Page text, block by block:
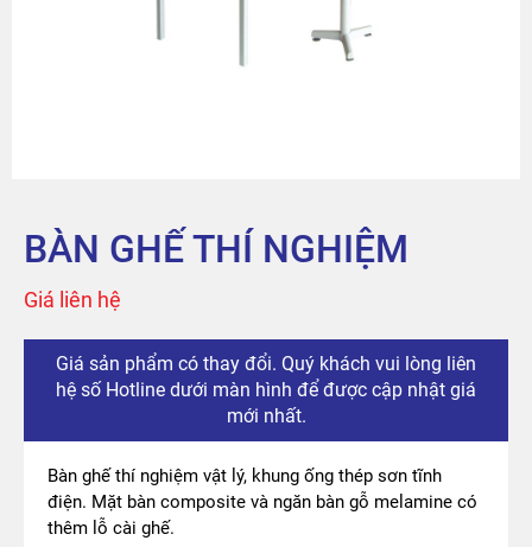
Liên hệ
The City
Đỉnh Phú
BÀN GHẾ THÍ NGHIỆM
Giá liên hệ
Giá sản phẩm có thay đổi. Quý khách vui lòng liên
hệ số Hotline dưới màn hình để được cập nhật giá
mới nhất.
Bàn ghế thí nghiệm vật lý, khung ống thép sơn tĩnh
điện. Mặt bàn composite và ngăn bàn gỗ melamine có
thêm lỗ cài ghế.